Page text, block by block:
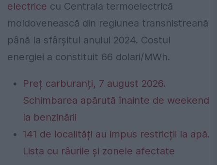
electrice cu Centrala termoelectrică
moldovenească din regiunea transnistreană
până la sfârșitul anului 2024. Costul
energiei a constituit 66 dolari/MWh.
Preț carburanți, 7 august 2026.
Schimbarea apărută înainte de weekend
la benzinării
141 de localități au impus restricții la apă.
Lista cu râurile și zonele afectate